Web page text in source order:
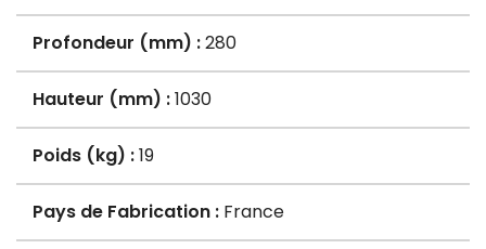
Profondeur (mm) :280
Hauteur (mm) :1030
Poids (kg) :19
Pays de Fabrication : France